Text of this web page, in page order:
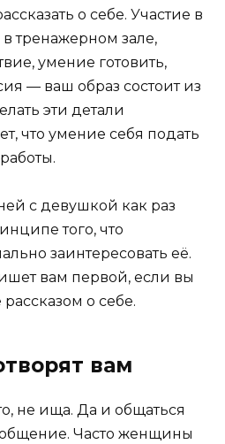
о себе. Участие в
в тренажерном зале,
умение готовить,
— ваш образ состоит из
эти детали
что умение себя подать
с девушкой как раз
того, что
заинтересовать её.
вам первой, если вы
о себе.
вам
не ища. Да и общаться
Часто женщины